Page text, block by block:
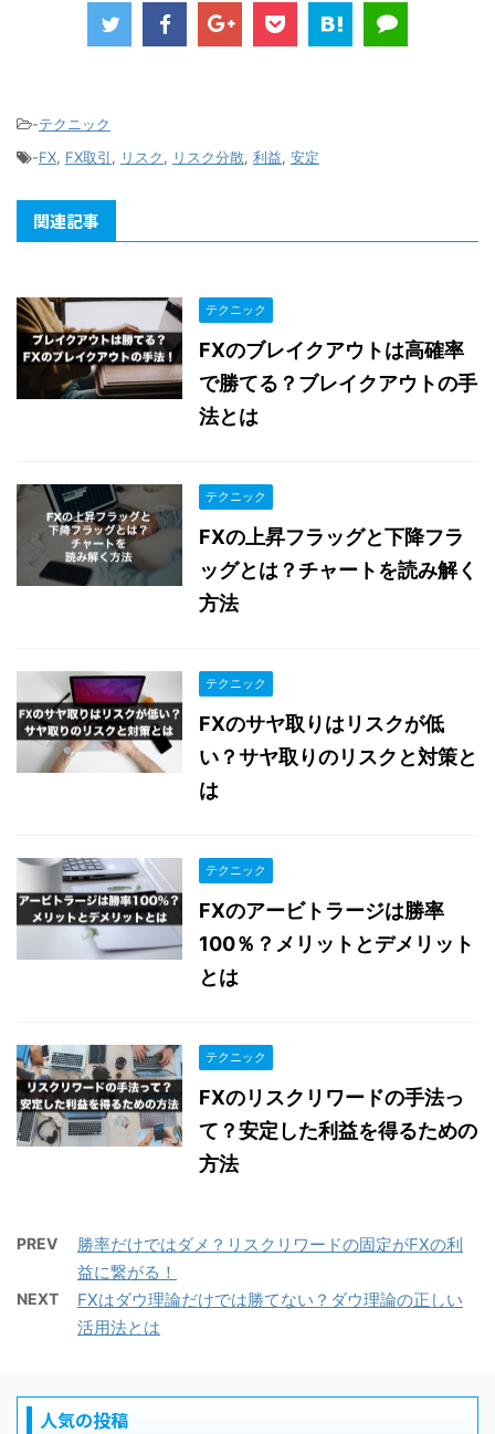
-テクニック
-FX, FX取引, リスク, リスク分散, 利益, 安定
関連記事
テクニック
FXのブレイクアウトは高確率
で勝てる？ブレイクアウトの手
法とは
テクニック
FXの上昇フラッグと下降フラ
ッグとは？チャートを読み解く
方法
テクニック
FXのサヤ取りはリスクが低
い？サヤ取りのリスクと対策と
は
テクニック
FXのアービトラージは勝率
100％？メリットとデメリット
とは
テクニック
FXのリスクリワードの手法っ
て？安定した利益を得るための
方法
PREV
勝率だけではダメ？リスクリワードの固定がFXの利
益に繋がる！
NEXT
FXはダウ理論だけでは勝てない？ダウ理論の正しい
活用法とは
人気の投稿